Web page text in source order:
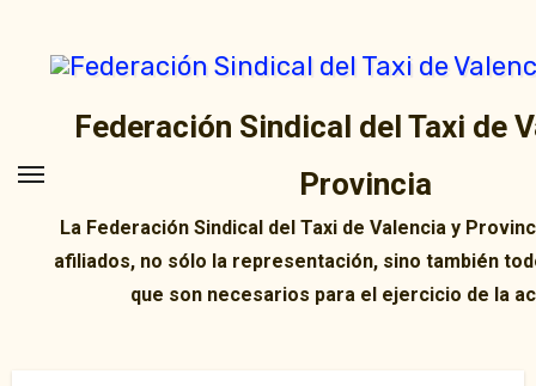
contenido
Federación Sindical del Taxi de
Provincia
La Federación Sindical del Taxi de Valencia y
afiliados, no sólo la representación, sino también
que son necesarios para el ejercicio de la